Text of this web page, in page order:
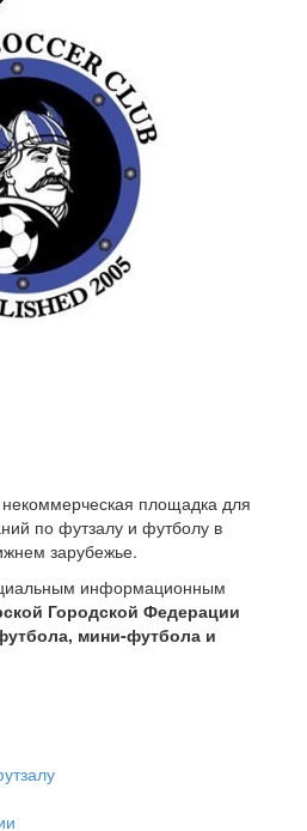
некоммерческая площадка для
по футзалу и футболу в
зарубежье.
информационным
Городской Федерации
мини-футбола и